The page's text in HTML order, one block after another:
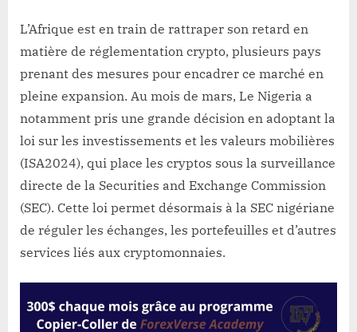
L’Afrique est en train de rattraper son retard en
matière de réglementation crypto, plusieurs pays
prenant des mesures pour encadrer ce marché en
pleine expansion. Au mois de mars, Le Nigeria a
notamment pris une grande décision en adoptant la
loi sur les investissements et les valeurs mobilières
(ISA2024), qui place les cryptos sous la surveillance
directe de la Securities and Exchange Commission
(SEC). Cette loi permet désormais à la SEC nigériane
de réguler les échanges, les portefeuilles et d’autres
services liés aux cryptomonnaies.